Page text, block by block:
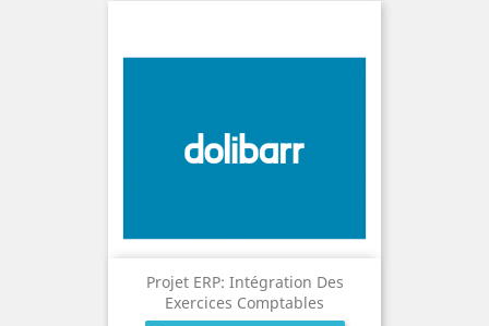
Projet ERP: Intégration Des
Exercices Comptables